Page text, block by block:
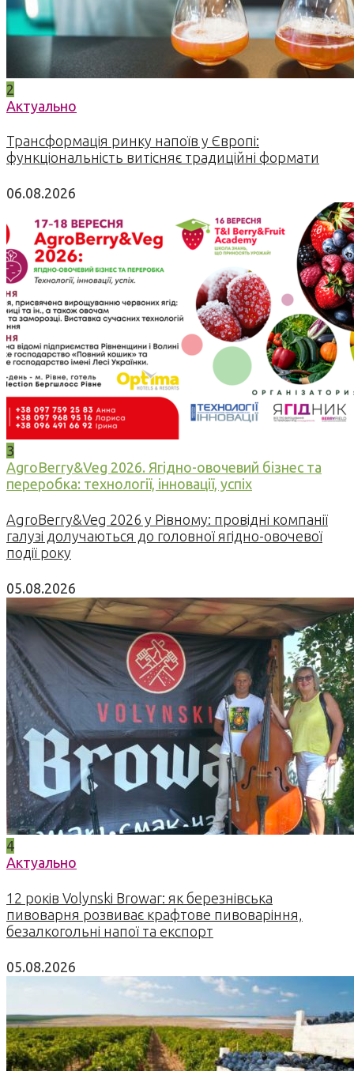
2
Актуально
Трансформація ринку напоїв у Європі:
функціональність витісняє традиційні формати
06.08.2026
3
AgroBerry&Veg 2026. Ягідно-овочевий бізнес та
переробка: технології, інновації, успіх
AgroBerry&Veg 2026 у Рівному: провідні компанії
галузі долучаються до головної ягідно-овочевої
події року
05.08.2026
4
Актуально
12 років Volynski Browar: як березнівська
пивоварня розвиває крафтове пивоваріння,
безалкогольні напої та експорт
05.08.2026